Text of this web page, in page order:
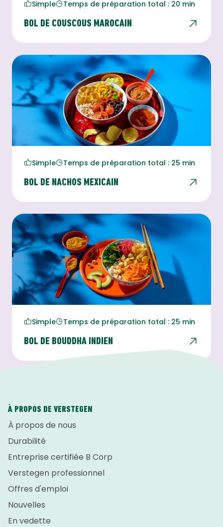
Simple
Temps de préparation total : 20 min
BOL DE COUSCOUS MAROCAIN
Simple
Temps de préparation total : 25 min
BOL DE NACHOS MEXICAIN
Simple
Temps de préparation total : 25 min
BOL DE BOUDDHA INDIEN
À PROPOS DE VERSTEGEN
À propos de nous
Durabilité
Entreprise certifiée B Corp
Verstegen professionnel
Offres d'emploi
Nouvelles
En vedette